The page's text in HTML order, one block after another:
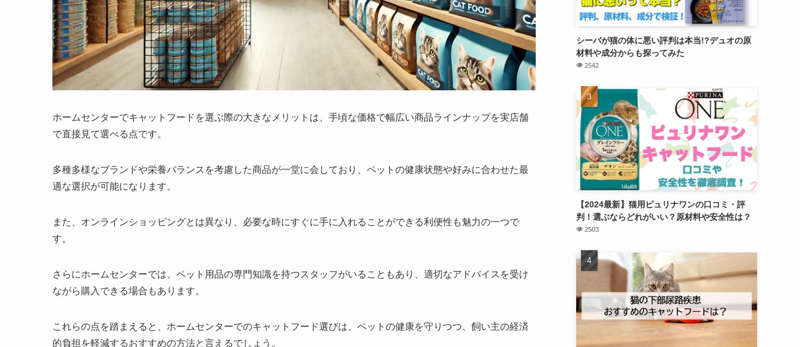
ホームセンターでキャットフードを選ぶ際の大きなメリットは、手頃な価格で幅広い商品ラインナップを実店舗
で直接見て選べる点です。
多種多様なブランドや栄養バランスを考慮した商品が一堂に会しており、ペットの健康状態や好みに合わせた最
適な選択が可能になります。
また、オンラインショッピングとは異なり、必要な時にすぐに手に入れることができる利便性も魅力の一つで
す。
さらにホームセンターでは、ペット用品の専門知識を持つスタッフがいることもあり、適切なアドバイスを受け
ながら購入できる場合もあります。
これらの点を踏まえると、ホームセンターでのキャットフード選びは、ペットの健康を守りつつ、飼い主の経済
的負担を軽減するおすすめの方法と言えるでしょう。
シーバが猫の体に悪い評判は本当!?デュオの原
材料や成分からも探ってみた
2542
【2024最新】猫用ピュリナワンの口コミ・評
判！選ぶならどれがいい？原材料や安全性は？
2503